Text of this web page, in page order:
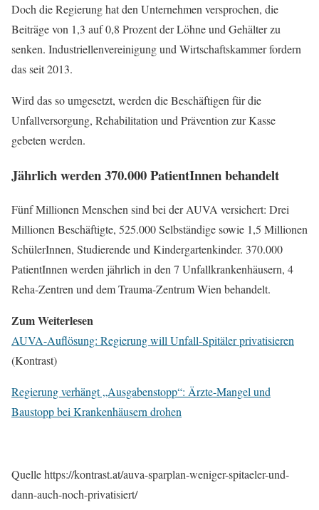
Doch die Regierung hat den Unternehmen versprochen, die
Beiträge von 1,3 auf 0,8 Prozent der Löhne und Gehälter zu
senken. Industriellenvereinigung und Wirtschaftskammer fordern
das seit 2013.
Wird das so umgesetzt, werden die Beschäftigen für die
Unfallversorgung, Rehabilitation und Prävention zur Kasse
gebeten werden.
Jährlich werden 370.000 PatientInnen behandelt
Fünf Millionen Menschen sind bei der AUVA versichert: Drei
Millionen Beschäftigte, 525.000 Selbständige sowie 1,5 Millionen
SchülerInnen, Studierende und Kindergartenkinder. 370.000
PatientInnen werden jährlich in den 7 Unfallkrankenhäusern, 4
Reha-Zentren und dem Trauma-Zentrum Wien behandelt.
Zum Weiterlesen
AUVA-Auflösung: Regierung will Unfall-Spitäler privatisieren
(Kontrast)
Regierung verhängt „Ausgabenstopp“: Ärzte-Mangel und
Baustopp bei Krankenhäusern drohen
Quelle https://kontrast.at/auva-sparplan-weniger-spitaeler-und-
dann-auch-noch-privatisiert/